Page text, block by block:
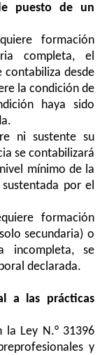
puesto de un
formación
completa, el
desde
la condición de
haya sido
ni sustente su
se contabilizará
mínimo de la
por el
formación
secundaria) o
incompleta, se
declarada.
a las prácticas
la Ley N.° 31396
y